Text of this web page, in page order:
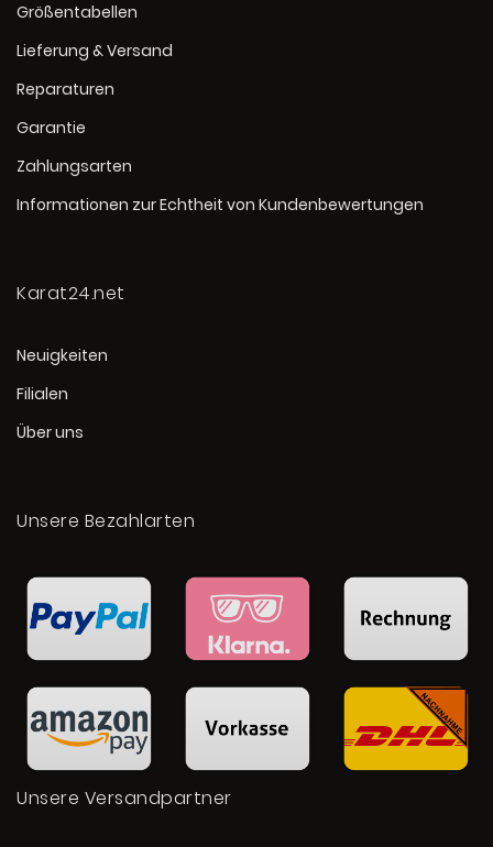
Größentabellen
Lieferung & Versand
Reparaturen
Garantie
Zahlungsarten
Informationen zur Echtheit von Kundenbewertungen
Karat24.net
Neuigkeiten
Filialen
Über uns
Unsere Bezahlarten
Unsere Versandpartner